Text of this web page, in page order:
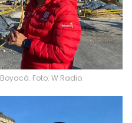
Foto: W Radio.